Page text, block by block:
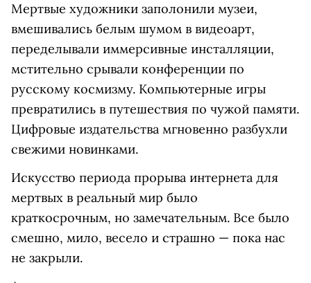
Мертвые художники заполонили музеи,
вмешивались белым шумом в видеоарт,
переделывали иммерсивные инсталляции,
мстительно срывали конференции по
русскому космизму. Компьютерные игры
превратились в путешествия по чужой памяти.
Цифровые издательства мгновенно разбухли
свежими новинками.
Искусство периода прорыва интернета для
мертвых в реальный мир было
краткосрочным, но замечательным. Все было
смешно, мило, весело и страшно — пока нас
не закрыли.